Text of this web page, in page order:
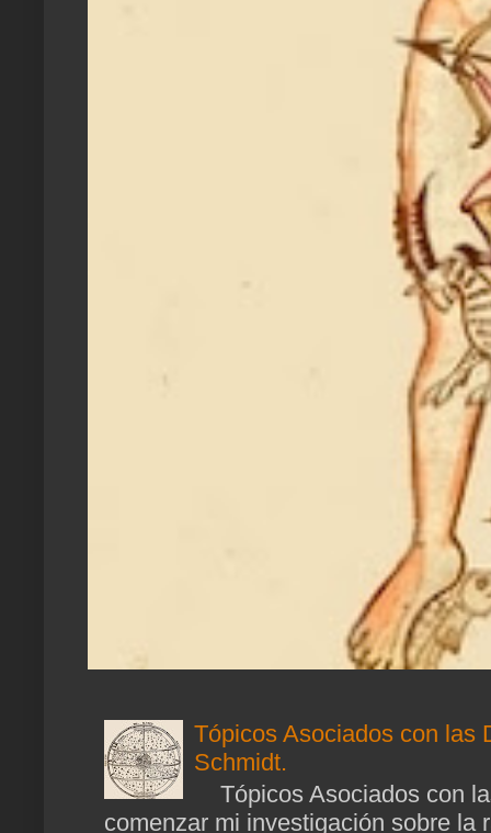
Tópicos Asociados con las
Schmidt.
Tópicos Asociados con
comenzar mi investigación sobre la